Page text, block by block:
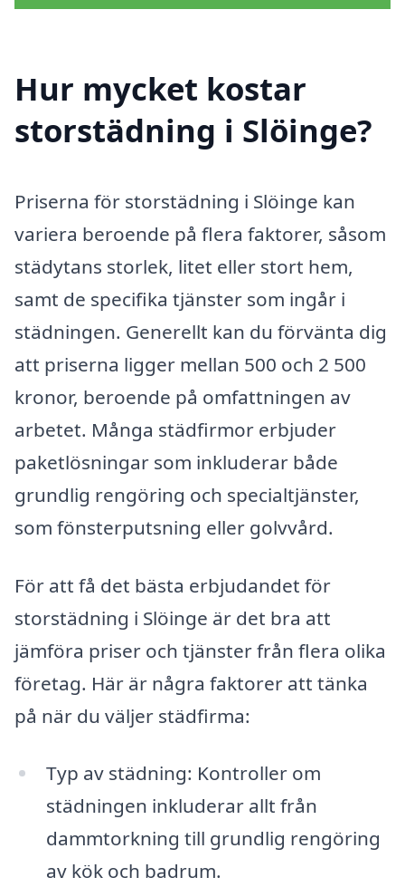
Hur mycket kostar
storstädning i Slöinge?
Priserna för storstädning i Slöinge kan
variera beroende på flera faktorer, såsom
städytans storlek, litet eller stort hem,
samt de specifika tjänster som ingår i
städningen. Generellt kan du förvänta dig
att priserna ligger mellan 500 och 2 500
kronor, beroende på omfattningen av
arbetet. Många städfirmor erbjuder
paketlösningar som inkluderar både
grundlig rengöring och specialtjänster,
som fönsterputsning eller golvvård.
För att få det bästa erbjudandet för
storstädning i Slöinge är det bra att
jämföra priser och tjänster från flera olika
företag. Här är några faktorer att tänka
på när du väljer städfirma:
Typ av städning: Kontroller om
städningen inkluderar allt från
dammtorkning till grundlig rengöring
av kök och badrum.